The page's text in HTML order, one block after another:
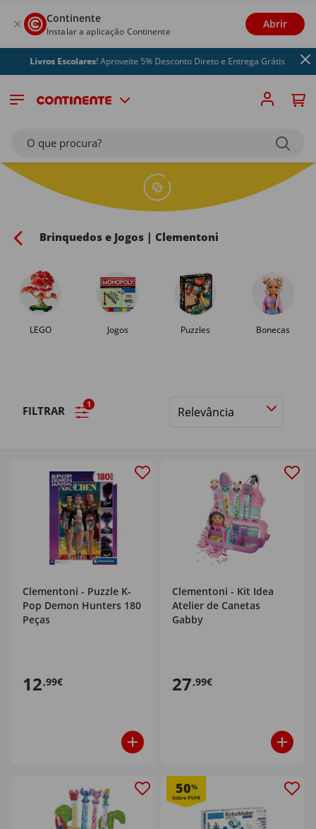
Continente
Instalar a aplicação Continente
Abrir
Escolares ! Aproveite 5% Desconto Direto e Entrega Grátis
O que procura?
Brinquedos e Jogos | Clementoni
LEGO Jogos Puzzles Bonecas
FILTRAR 1
Ordenar
Clementoni - Puzzle K-
Pop Demon Hunters 180
Peças
12,99€
Clementoni - Kit Idea
Atelier de Canetas
Gabby
27,99€
50%